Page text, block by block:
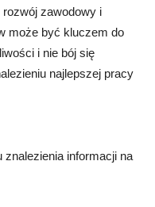
zawodowy i
może być kluczem do
i nie bój się
najlepszej pracy
znalezienia informacji na